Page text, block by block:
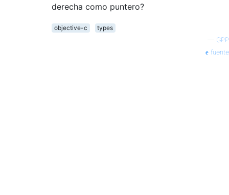
derecha como puntero?
objective-c
types
— GPP
fuente